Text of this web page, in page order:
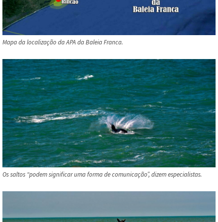
Mapa da localização da APA da Baleia Franca.
Os saltos “podem significar uma forma de comunicação”, dizem especialistas.